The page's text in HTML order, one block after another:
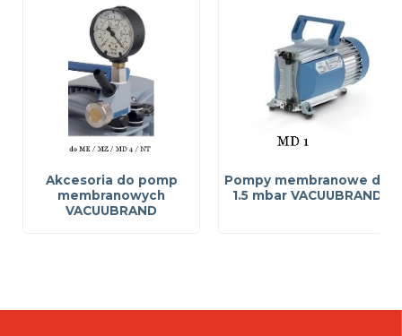
Akcesoria do pomp
membranowych
VACUUBRAND
Pompy membranowe do
1.5 mbar VACUUBRAND